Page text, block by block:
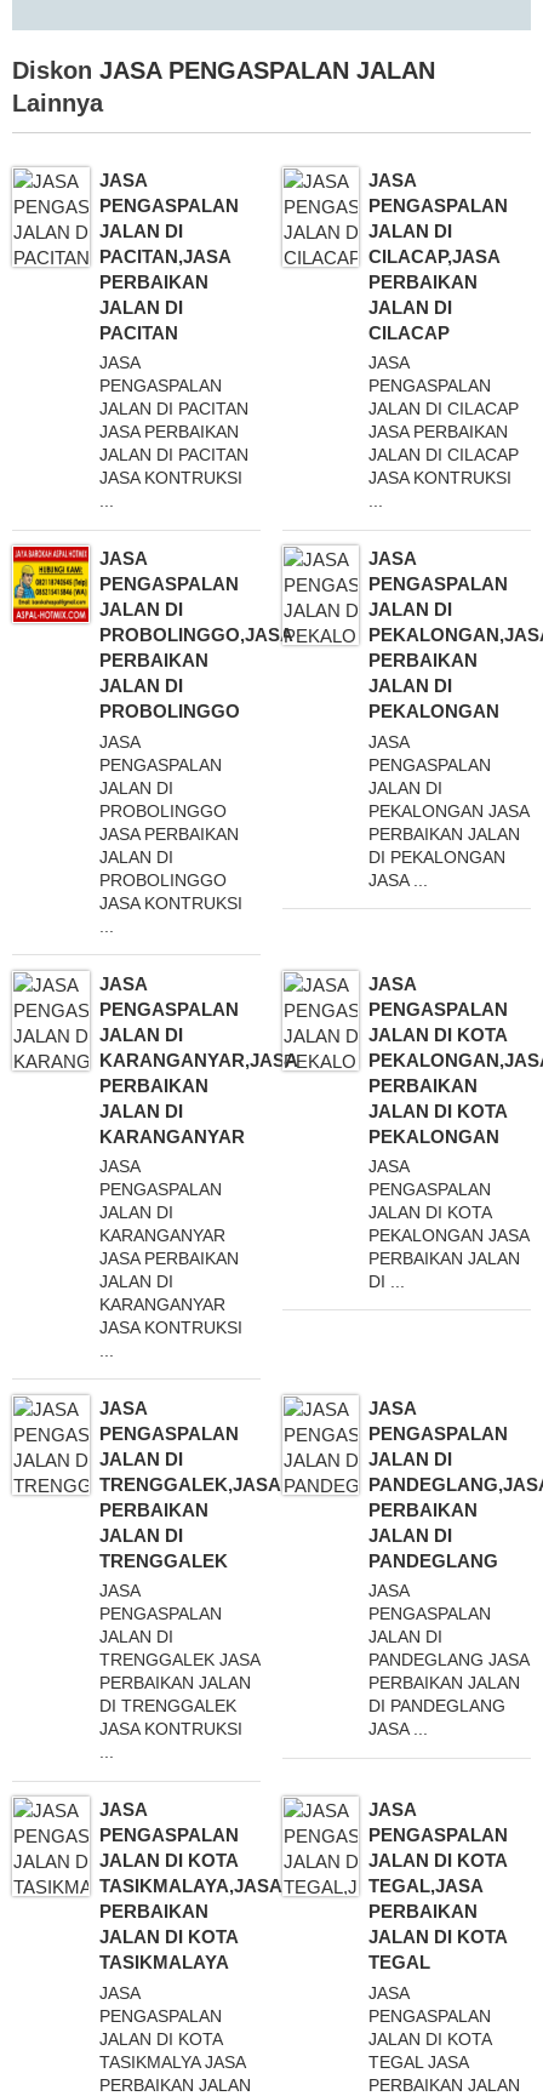
Diskon JASA PENGASPALAN JALAN
Lainnya
JASA
PENGASPALAN
JALAN DI
PACITAN,JASA
PERBAIKAN
JALAN DI
PACITAN
JASA
PENGASPALAN
JALAN DI PACITAN
JASA PERBAIKAN
JALAN DI PACITAN
JASA KONTRUKSI
...
JASA
PENGASPALAN
JALAN DI
CILACAP,JASA
PERBAIKAN
JALAN DI
CILACAP
JASA
PENGASPALAN
JALAN DI CILACAP
JASA PERBAIKAN
JALAN DI CILACAP
JASA KONTRUKSI
...
JASA
PENGASPALAN
JALAN DI
PROBOLINGGO,JASA
PERBAIKAN
JALAN DI
PROBOLINGGO
JASA
PENGASPALAN
JALAN DI
PROBOLINGGO
JASA PERBAIKAN
JALAN DI
PROBOLINGGO
JASA KONTRUKSI
JASA
PENGASPALAN
JALAN DI
PERBAIKAN
JALAN DI
PEKALONGAN
JASA
PENGASPALAN
JALAN DI
PEKALONGAN JASA
PERBAIKAN JALAN
DI PEKALONGAN
JASA ...
JASA
PENGASPALAN
JALAN DI
KARANGANYAR,JASA
PERBAIKAN
JALAN DI
KARANGANYAR
JASA
PENGASPALAN
JALAN DI
KARANGANYAR
JASA PERBAIKAN
JALAN DI
KARANGANYAR
JASA KONTRUKSI
JASA
PENGASPALAN
JALAN DI KOTA
PERBAIKAN
JALAN DI KOTA
PEKALONGAN
JASA
PENGASPALAN
JALAN DI KOTA
PEKALONGAN JASA
PERBAIKAN JALAN
DI ...
JASA
PENGASPALAN
JALAN DI
TRENGGALEK,JASA
PERBAIKAN
JALAN DI
TRENGGALEK
JASA
PENGASPALAN
JALAN DI
TRENGGALEK JASA
PERBAIKAN JALAN
DI TRENGGALEK
JASA KONTRUKSI
...
JASA
PENGASPALAN
JALAN DI
PERBAIKAN
JALAN DI
PANDEGLANG
JASA
PENGASPALAN
JALAN DI
PANDEGLANG JASA
PERBAIKAN JALAN
DI PANDEGLANG
JASA ...
JASA
PENGASPALAN
JALAN DI KOTA
TASIKMALAYA,JASA
PERBAIKAN
JALAN DI KOTA
TASIKMALAYA
JASA
PENGASPALAN
JALAN DI KOTA
TASIKMALYA JASA
PERBAIKAN JALAN
JASA
PENGASPALAN
JALAN DI KOTA
TEGAL,JASA
PERBAIKAN
JALAN DI KOTA
TEGAL
JASA
PENGASPALAN
JALAN DI KOTA
TEGAL JASA
PERBAIKAN JALAN